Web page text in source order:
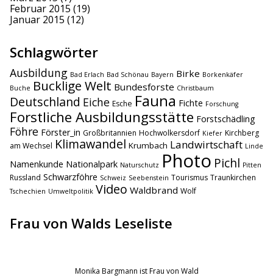
Februar 2015 (19)
Januar 2015 (12)
Schlagwörter
Ausbildung Bad Erlach Bad Schönau Bayern Birke Borkenkäfer
Buche Bucklige Welt Bundesforste Christbaum
Deutschland Eiche Esche Fauna Fichte Forschung
Forstliche Ausbildungsstätte Forstschädling
Föhre Förster_in Großbritannien Hochwolkersdorf Kiefer Kirchberg
am Wechsel Klimawandel Krumbach Landwirtschaft Linde
Namenkunde Nationalpark Naturschutz Photo Pichl Pitten
Russland Schwarzföhre Schweiz Seebenstein Tourismus Traunkirchen
Tschechien Umweltpolitik Video Waldbrand Wolf
Frau von Walds Leseliste
Monika Bargmann ist Frau von Wald